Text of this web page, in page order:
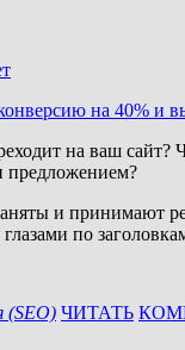
на 40% и
на ваш сайт?
предложением?
и принимают
по
(SEO) ЧИТАТЬ